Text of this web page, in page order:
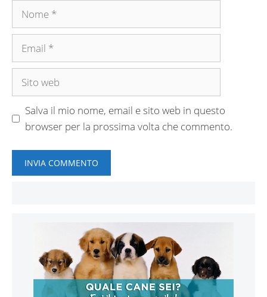
Nome
Email
Sito
Salva il mio nome, email e sito web in questo
browser per la prossima volta che commento.